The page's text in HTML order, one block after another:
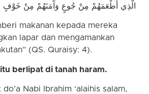
الَّذِي أَطْعَمَهُمْ مِنْ جُوعٍ وَآَمَنَهُمْ مِنْ خَوْفٍ
makanan kepada mereka
lapar dan mengamankan
(QS. Quraisy: 4).
berlipat di tanah haram.
Nabi Ibrahim ‘alaihis salam,